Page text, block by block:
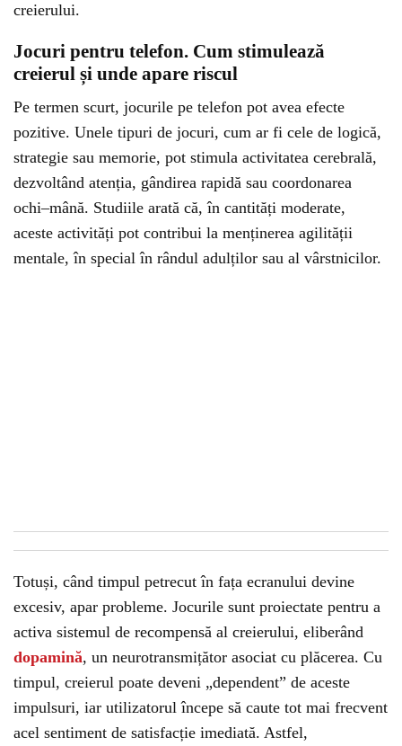
creierului.
Jocuri pentru telefon. Cum stimulează
creierul și unde apare riscul
Pe termen scurt, jocurile pe telefon pot avea efecte
pozitive. Unele tipuri de jocuri, cum ar fi cele de logică,
strategie sau memorie, pot stimula activitatea cerebrală,
dezvoltând atenția, gândirea rapidă sau coordonarea
ochi–mână. Studiile arată că, în cantități moderate,
aceste activități pot contribui la menținerea agilității
mentale, în special în rândul adulților sau al vârstnicilor.
Totuși, când timpul petrecut în fața ecranului devine
excesiv, apar probleme. Jocurile sunt proiectate pentru a
activa sistemul de recompensă al creierului, eliberând
dopamină, un neurotransmițător asociat cu plăcerea. Cu
timpul, creierul poate deveni „dependent” de aceste
impulsuri, iar utilizatorul începe să caute tot mai frecvent
acel sentiment de satisfacție imediată. Astfel,